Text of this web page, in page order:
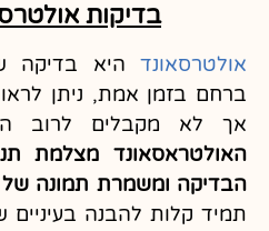
בדיקות
אולטרסאונד היא בדיקה
ברחם בזמן אמת, ניתן
אך לא מקבלים לרוב
האולטראסאונד מצלמת
הבדיקה ומשמרת תמונה של
תמיד קלות להבנה